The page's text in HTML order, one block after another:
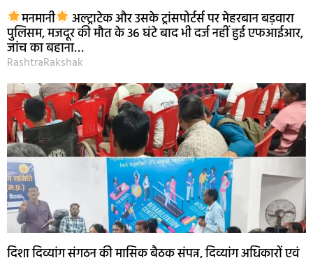
मनमानी अल्ट्राटेक और उसके ट्रांसपोर्टर्स पर मेहरबान बड़वारा
पुलिसम, मजदूर की मौत के 36 घंटे बाद भी दर्ज नहीं हुई एफआईआर,
जांच का बहाना…
RashtraRakshak
दिशा दिव्यांग संगठन की मासिक बैठक संपन्न, दिव्यांग अधिकारों एवं